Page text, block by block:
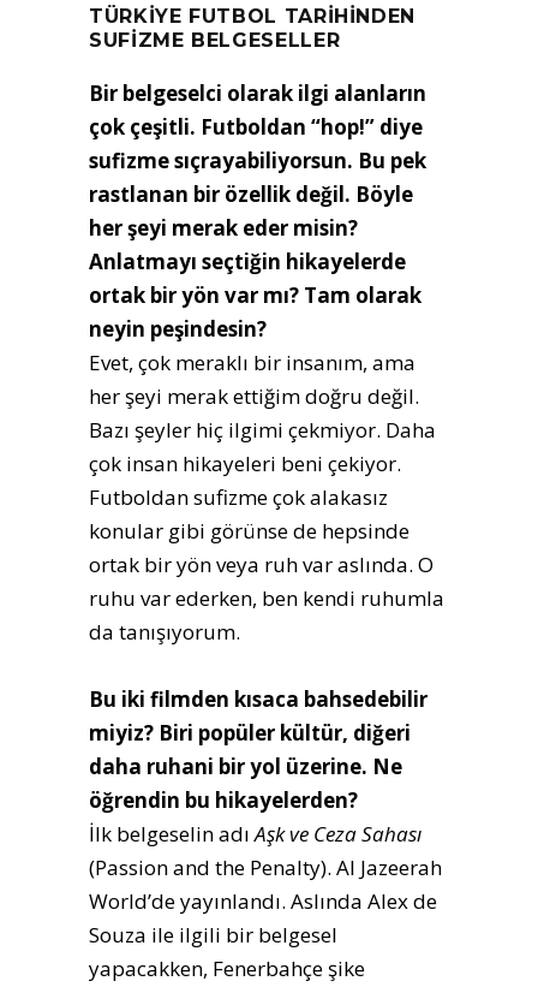
TÜRKİYE FUTBOL TARİHİNDEN
SUFİZME BELGESELLER
Bir belgeselci olarak ilgi alanların
çok çeşitli. Futboldan “hop!” diye
sufizme sıçrayabiliyorsun. Bu pek
rastlanan bir özellik değil. Böyle
her şeyi merak eder misin?
Anlatmayı seçtiğin hikayelerde
ortak bir yön var mı? Tam olarak
neyin peşindesin?
Evet, çok meraklı bir insanım, ama
her şeyi merak ettiğim doğru değil.
Bazı şeyler hiç ilgimi çekmiyor. Daha
çok insan hikayeleri beni çekiyor.
Futboldan sufizme çok alakasız
konular gibi görünse de hepsinde
ortak bir yön veya ruh var aslında. O
ruhu var ederken, ben kendi ruhumla
da tanışıyorum.
Bu iki filmden kısaca bahsedebilir
miyiz? Biri popüler kültür, diğeri
daha ruhani bir yol üzerine. Ne
öğrendin bu hikayelerden?
İlk belgeselin adıAşk ve Ceza Sahası
(Passion and the Penalty). Al Jazeerah
World’de yayınlandı. Aslında Alex de
Souza ile ilgili bir belgesel
yapacakken, Fenerbahçe şike